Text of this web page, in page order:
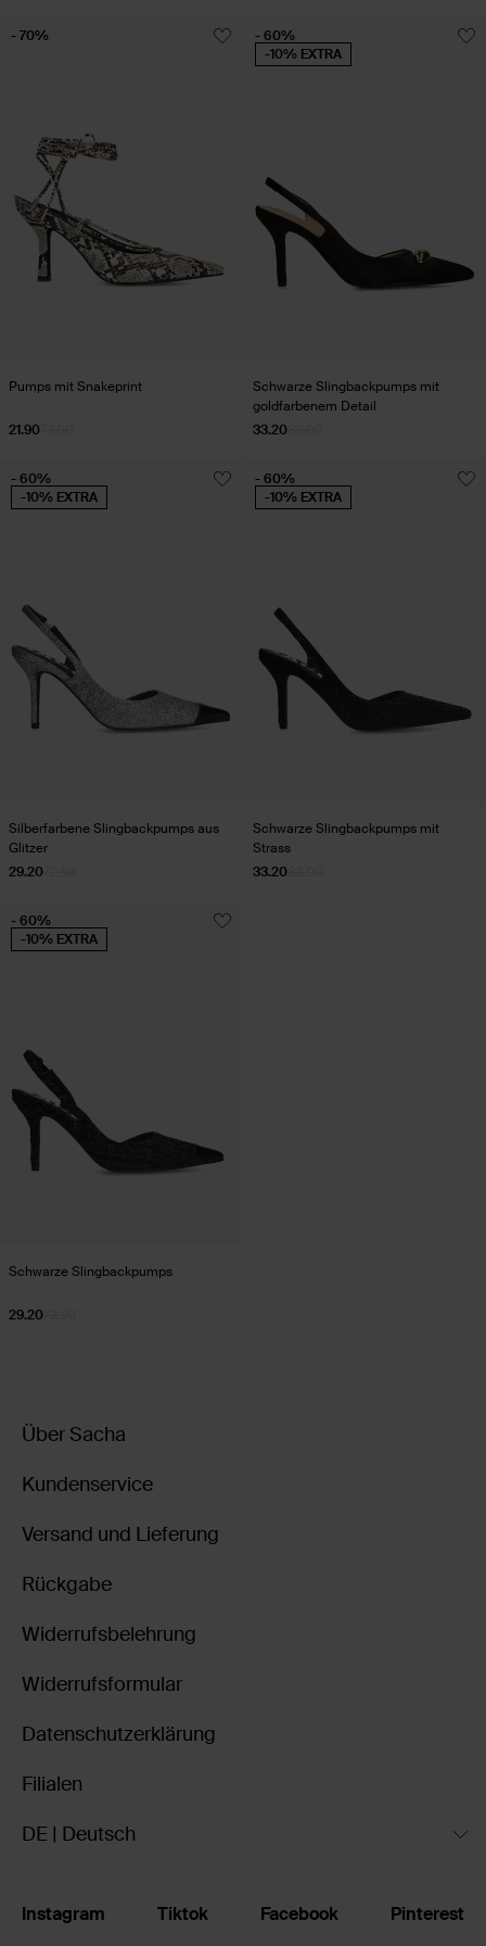
Pumps mit Snakeprint
21.90
- 70%
Schwarze Slingbackpumps mit
goldfarbenem Detail
33.20
- 60%
-10% EXTRA
Silberfarbene Slingbackpumps aus
Glitzer
29.20
- 60%
-10% EXTRA
Schwarze Slingbackpumps mit
Strass
33.20
- 60%
-10% EXTRA
Schwarze Slingbackpumps
29.20
- 60%
-10% EXTRA
Über Sacha
Kundenservice
Versand und Lieferung
Rückgabe
Widerrufsbelehrung
Widerrufsformular
Datenschutzerklärung
Filialen
DE | Deutsch
Instagram Tiktok Facebook Pinterest